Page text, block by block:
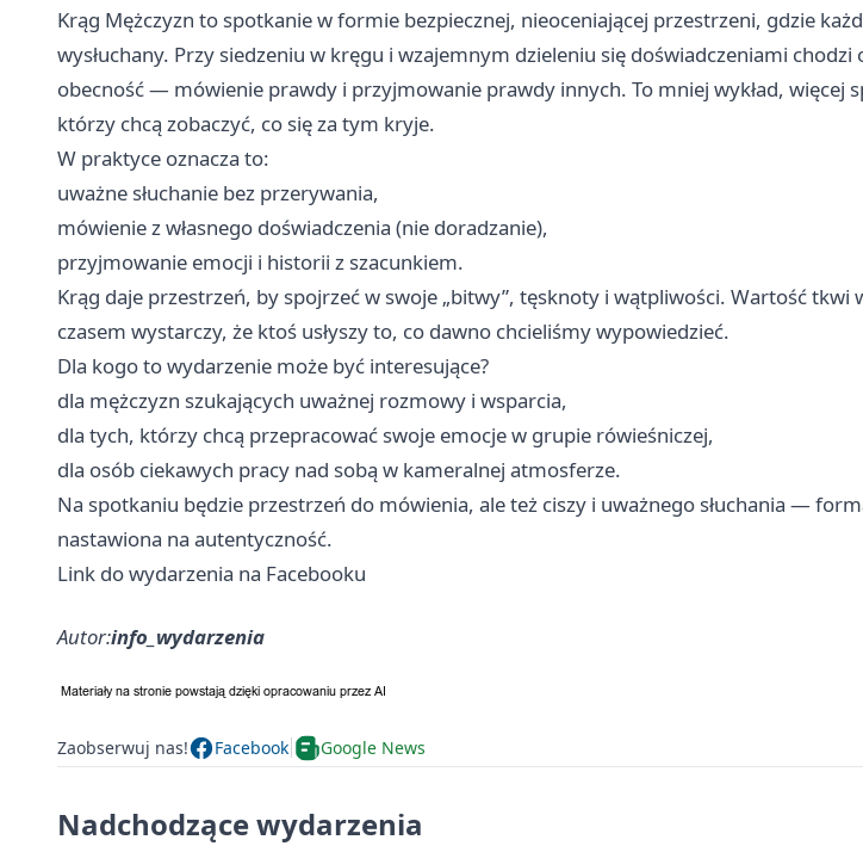
Krąg Mężczyzn to spotkanie w formie bezpiecznej, nieoceniającej przestrzeni, gdzie
wysłuchany. Przy siedzeniu w kręgu i wzajemnym dzieleniu się doświadczeniami chodzi
obecność — mówienie prawdy i przyjmowanie prawdy innych. To mniej wykład, więcej
którzy chcą zobaczyć, co się za tym kryje.
W praktyce oznacza to:
uważne słuchanie bez przerywania,
mówienie z własnego doświadczenia (nie doradzanie),
przyjmowanie emocji i historii z szacunkiem.
Krąg daje przestrzeń, by spojrzeć w swoje „bitwy”, tęsknoty i wątpliwości. Wartość
czasem wystarczy, że ktoś usłyszy to, co dawno chcieliśmy wypowiedzieć.
Dla kogo to wydarzenie może być interesujące?
dla mężczyzn szukających uważnej rozmowy i wsparcia,
dla tych, którzy chcą przepracować swoje emocje w grupie rówieśniczej,
dla osób ciekawych pracy nad sobą w kameralnej atmosferze.
Na spotkaniu będzie przestrzeń do mówienia, ale też ciszy i uważnego słuchania —
nastawiona na autentyczność.
Link do wydarzenia na Facebooku
Autor:info_wydarzenia
Zaobserwuj nas! Facebook Google News
Nadchodzące wydarzenia